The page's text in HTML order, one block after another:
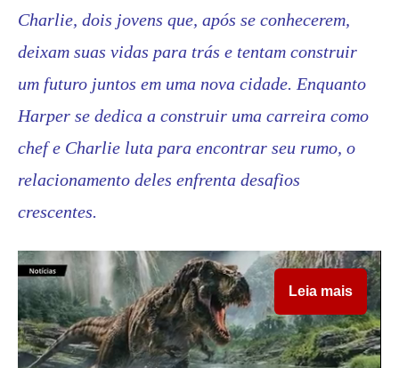
Charlie, dois jovens que, após se conhecerem,
deixam suas vidas para trás e tentam construir
um futuro juntos em uma nova cidade. Enquanto
Harper se dedica a construir uma carreira como
chef e Charlie luta para encontrar seu rumo, o
relacionamento deles enfrenta desafios
crescentes.
Leia mais